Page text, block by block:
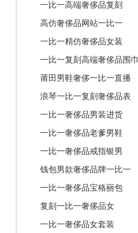
一比一高端奢侈品复刻
高仿奢侈品网站一比一
一比一精仿奢侈品女装
一比一复刻高端奢侈品围巾
莆田男鞋奢侈一比一直播
浪琴一比一复刻奢侈品表
一比一奢侈品男装进货
一比一奢侈品老爹男鞋
一比一奢侈品戒指银男
钱包男款奢侈品牌一比一
一比一奢侈品宝格丽包
复刻一比一奢侈品女
一比一奢侈品女套装